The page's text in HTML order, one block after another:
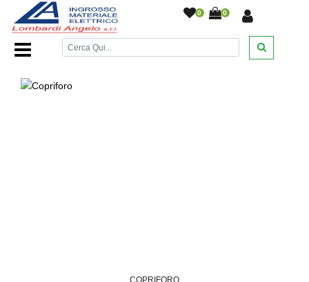
0 0
Home Page/DESANTIS///
COPRIFORO